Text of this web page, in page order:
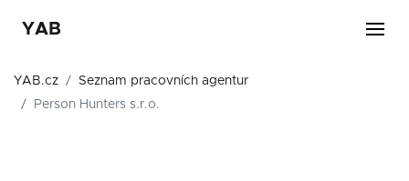
YAB
YAB.cz
Seznam pracovních agentur
Person Hunters s.r.o.